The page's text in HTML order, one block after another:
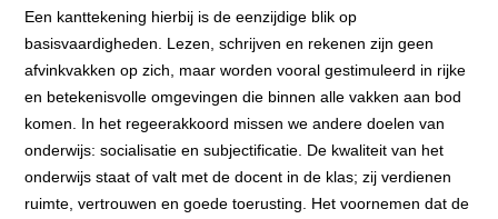
Een kanttekening hierbij is de eenzijdige blik op
basisvaardigheden. Lezen,schrijven en rekenen zijn geen
afvinkvakken op zich, maar worden vooral gestimuleerd in rijke
en betekenisvolle omgevingen die binnen alle vakken aan bod
komen. In het regeerakkoord missen we andere doelen van
onderwijs: socialisatie en subjectificatie. De kwaliteit van het
onderwijs staat of valt met de docent in de klas; zij verdienen
ruimte,vertrouwen en goede toerusting. Het voornemen dat de